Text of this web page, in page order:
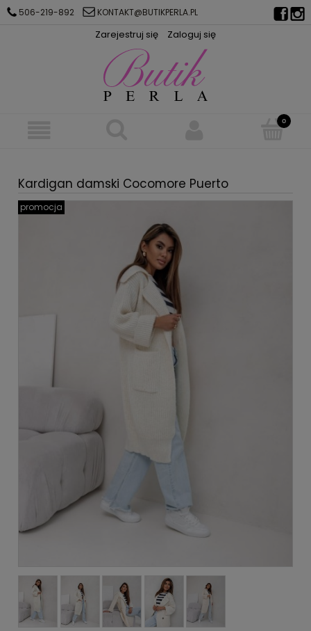
506-219-892 KONTAKT@BUTIKPERLA.PL
Zarejestruj się Zaloguj się
Kardigan damski Cocomore Puerto
promocja